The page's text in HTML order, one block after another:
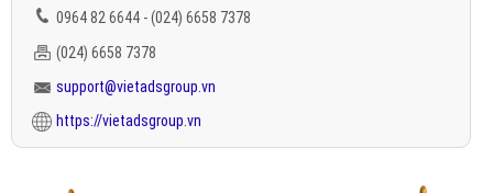
0964 82 6644 - (024) 6658 7378
(024) 6658 7378
support@vietadsgroup.vn
https://vietadsgroup.vn